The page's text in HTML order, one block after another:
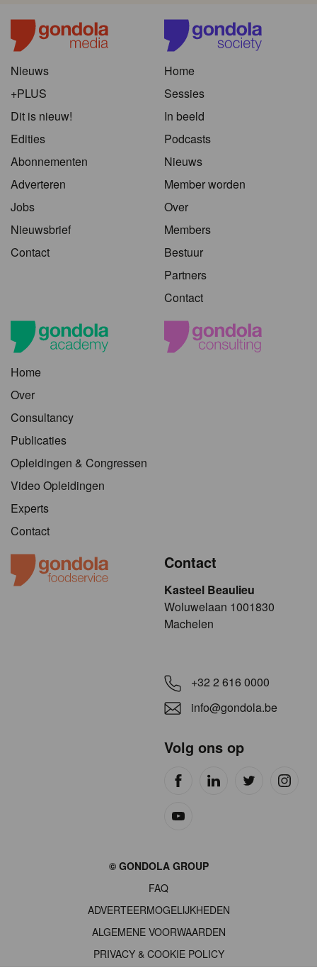
Nieuws
+PLUS
Dit is nieuw!
Edities
Abonnementen
Adverteren
Jobs
Nieuwsbrief
Contact
Home
Sessies
In beeld
Podcasts
Nieuws
Member worden
Over
Members
Bestuur
Partners
Contact
Home
Over
Consultancy
Publicaties
Opleidingen & Congressen
Video Opleidingen
Experts
Contact
Contact
Kasteel Beaulieu
​​​Woluwelaan 1001830
Machelen
+32 2 616 0000
info@gondola.be
Volg ons op
© GONDOLA GROUP
FAQ
ADVERTEERMOGELIJKHEDEN
ALGEMENE VOORWAARDEN
PRIVACY & COOKIE POLICY